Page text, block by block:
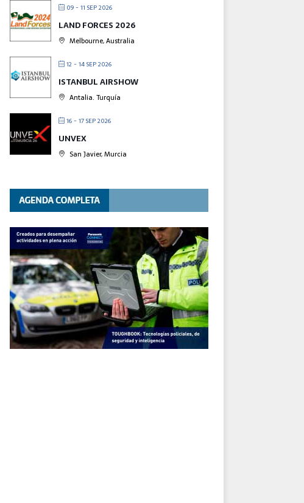
09 - 11 SEP 2026
LAND FORCES 2026
Melbourne, Australia
12 - 14 SEP 2026
ISTANBUL AIRSHOW
Antalia. Turquía
16 - 17 SEP 2026
UNVEX
San Javier, Murcia